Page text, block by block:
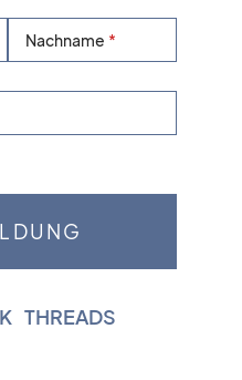
Nachname
THREADS